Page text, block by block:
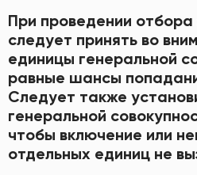
При проведении
следует принять во
единицы генеральной
равные шансы
Следует также
генеральной
чтобы включение или
отдельных единиц не